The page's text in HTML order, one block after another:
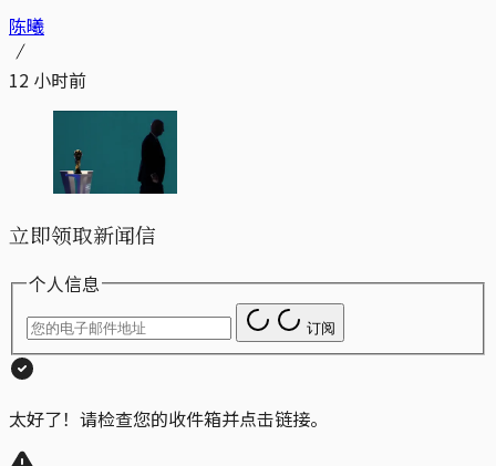
陈曦
12 小时前
立即领取新闻信
个人信息
订阅
太好了！请检查您的收件箱并点击链接。